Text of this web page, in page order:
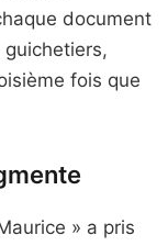
document
fois que
» a pris